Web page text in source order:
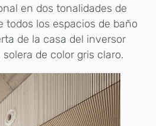
en dos tonalidades de
todos los espacios de baño
de la casa del inversor
de color gris claro.